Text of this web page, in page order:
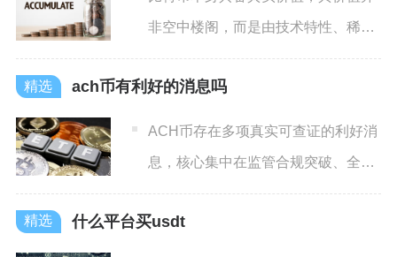
非空中楼阁，而是由技术特性、稀缺
性、全球共识与实际应用场景
ach币有利好的消息吗
ACH币存在多项真实可查证的利好消
息，核心集中在监管合规突破、全球
生态扩张、技术系统升级与
什么平台买usdt